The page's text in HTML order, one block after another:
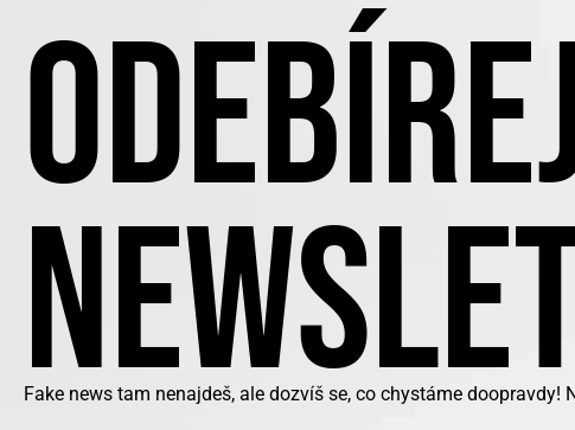
Fake news tam nenajdeš, ale dozvíš se, co chystáme